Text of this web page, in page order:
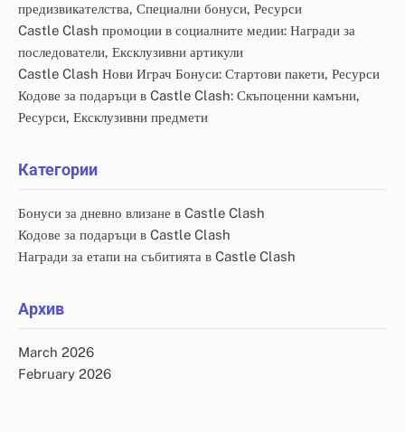
предизвикателства, Специални бонуси, Ресурси
Castle Clash промоции в социалните медии: Награди за
последователи, Ексклузивни артикули
Castle Clash Нови Играч Бонуси: Стартови пакети, Ресурси
Кодове за подаръци в Castle Clash: Скъпоценни камъни,
Ресурси, Ексклузивни предмети
Категории
Бонуси за дневно влизане в Castle Clash
Кодове за подаръци в Castle Clash
Награди за етапи на събитията в Castle Clash
Архив
March 2026
February 2026